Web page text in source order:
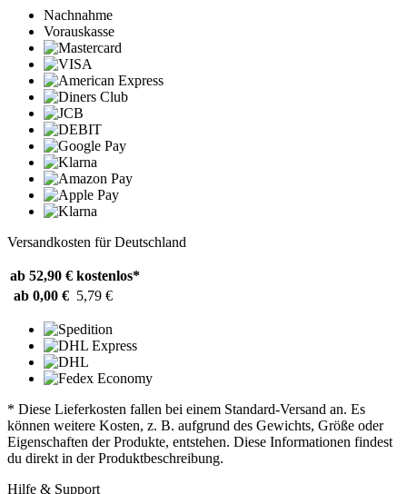
Nachnahme
Vorauskasse
Versandkosten für Deutschland
ab 52,90 € kostenlos*
ab 0,00 € 5,79 €
* Diese Lieferkosten fallen bei einem Standard-Versand an. Es
können weitere Kosten, z. B. aufgrund des Gewichts, Größe oder
Eigenschaften der Produkte, entstehen. Diese Informationen findest
du direkt in der Produktbeschreibung.
Hilfe & Support